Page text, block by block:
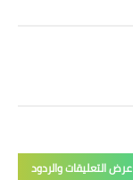
عرض التعليقات والردود